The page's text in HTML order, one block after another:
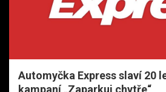
Automyčka Express slaví 20
kampaní „Zaparkuj chytře“